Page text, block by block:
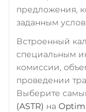
Tron (TRX)
TrueUSD
ERC20 TRC20
TRUMP
Uniswap
ERC20
предложения,
заданным
Встроенный
специальным
комиссии,
проведении
Выберите
(ASTR) на